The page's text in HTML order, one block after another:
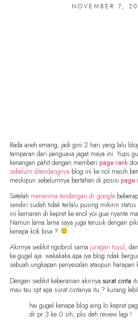
NOVEMBER 7,
Rada aneh emang, jadi gini 2 hari yang lalu
tamparan dari penguasa jagat maya ini. Yups
kenangan pahit dengan memberi page rank
sebelum ditendangnya blog ini ke nol masih
meskipun sebelumnya bertahan di posisi page
Setelah menerima tendangan dr google
sendiri sudah tidak terlalu pusing mikirin
ini kemaren di kepret ke enol yoi gue nyante
Namun lama lama saya juga terusik dengan
kenapa kok bisa ?
Akirnya sedikit ngobrol sama juragan tuyul,
ke gugel aja. wakakaka apa iya blog ndak
sebuah ungkapan penyesalan ataupun harapan
Dengan sedikit keberanian akirnya surat cinta
mau tau spt apa surat cintanya itu ? kurang
hai gugel kenapa blog aing lo kepret
dr pr 3 ke 0 sih, plis deh review lagi !